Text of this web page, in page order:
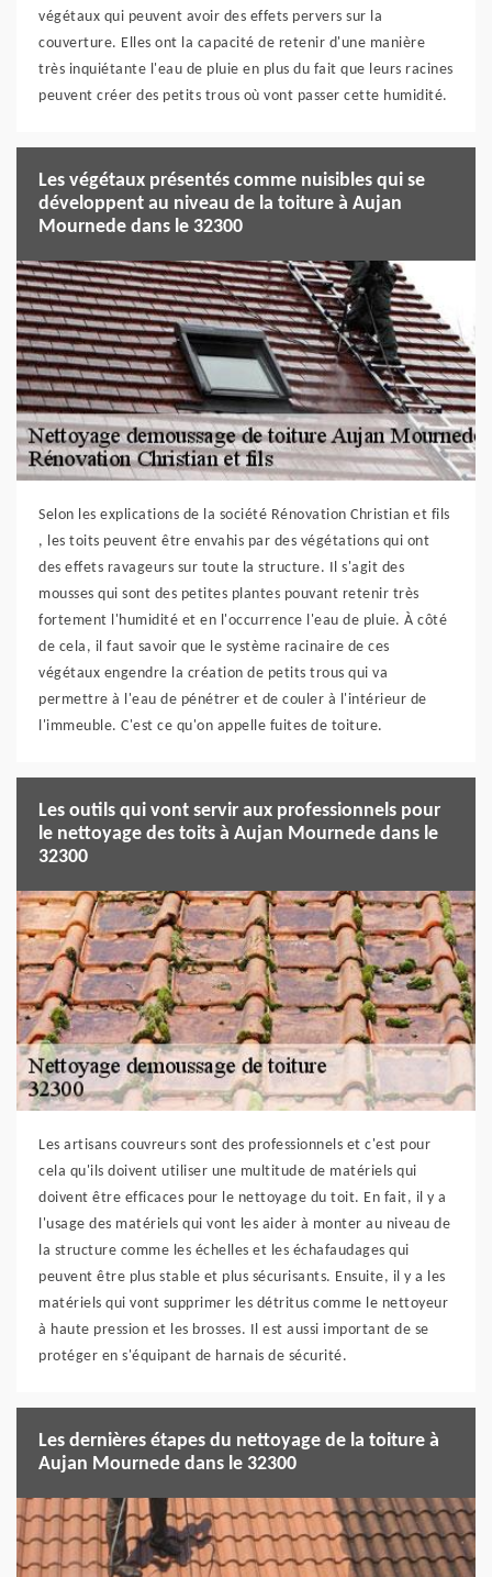
végétaux qui peuvent avoir des effets pervers sur la
couverture. Elles ont la capacité de retenir d'une manière
très inquiétante l'eau de pluie en plus du fait que leurs racines
peuvent créer des petits trous où vont passer cette humidité.
Les végétaux présentés comme nuisibles qui se
développent au niveau de la toiture à Aujan
Mournede dans le 32300
Selon les explications de la société Rénovation Christian et fils
, les toits peuvent être envahis par des végétations qui ont
des effets ravageurs sur toute la structure. Il s'agit des
mousses qui sont des petites plantes pouvant retenir très
fortement l'humidité et en l'occurrence l'eau de pluie. À côté
de cela, il faut savoir que le système racinaire de ces
végétaux engendre la création de petits trous qui va
permettre à l'eau de pénétrer et de couler à l'intérieur de
l'immeuble. C'est ce qu'on appelle fuites de toiture.
Les outils qui vont servir aux professionnels pour
le nettoyage des toits à Aujan Mournede dans le
32300
Les artisans couvreurs sont des professionnels et c'est pour
cela qu'ils doivent utiliser une multitude de matériels qui
doivent être efficaces pour le nettoyage du toit. En fait, il y a
l'usage des matériels qui vont les aider à monter au niveau de
la structure comme les échelles et les échafaudages qui
peuvent être plus stable et plus sécurisants. Ensuite, il y a les
matériels qui vont supprimer les détritus comme le nettoyeur
à haute pression et les brosses. Il est aussi important de se
protéger en s'équipant de harnais de sécurité.
Les dernières étapes du nettoyage de la toiture à
Aujan Mournede dans le 32300